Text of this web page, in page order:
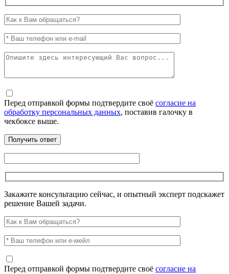
Перед отправкой формы подтвердите своё согласие на
обработку персональных данных, поставив галочку в
чекбоксе выше.
Закажите консультацию сейчас, и опытный эксперт подскажет
решение Вашей задачи.
Перед отправкой формы подтвердите своё согласие на